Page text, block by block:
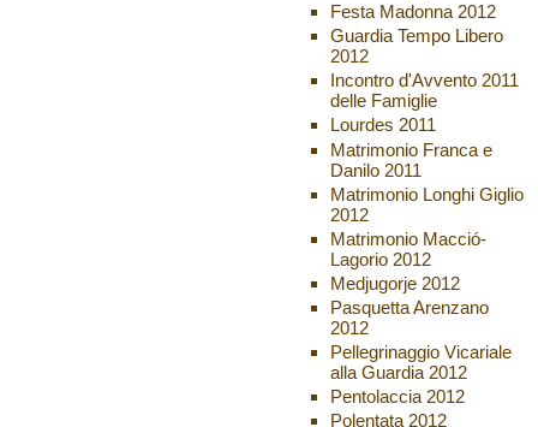
Festa Madonna 2012
Guardia Tempo Libero
2012
Incontro d'Avvento 2011
delle Famiglie
Lourdes 2011
Matrimonio Franca e
Danilo 2011
Matrimonio Longhi Giglio
2012
Matrimonio Macció-
Lagorio 2012
Medjugorje 2012
Pasquetta Arenzano
2012
Pellegrinaggio Vicariale
alla Guardia 2012
Pentolaccia 2012
Polentata 2012